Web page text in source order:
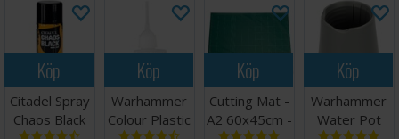
Setet består av 128 komponenter och inkluderar 10x 28,5
mm runda baser. Miniatyrerna levereras omålade och kräver
montering. Fullständiga regler för den här tiden finns i Book
of the Outlands.
Köp
Citadel Spray
Chaos Black
Köp
Warhammer
Colour Plastic
Köp
Cutting Mat -
A2 60x45cm -
Köp
Warhammer
Water Pot